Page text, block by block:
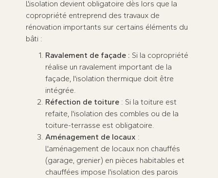
L'isolation devient obligatoire dès lors que la
copropriété entreprend des travaux de
rénovation importants sur certains éléments du
bâti :
Ravalement de façade : Si la copropriété
réalise un ravalement important de la
façade, l'isolation thermique doit être
intégrée.
Réfection de toiture: Si la toiture est
refaite, l'isolation des combles ou de la
toiture-terrasse est obligatoire.
Aménagement de locaux :
L'aménagement de locaux non chauffés
(garage, grenier) en pièces habitables et
chauffées impose l'isolation des parois